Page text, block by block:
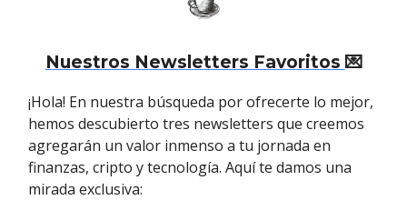
Nuestros Newsletters Favoritos 💌
¡Hola! En nuestra búsqueda por ofrecerte lo mejor,
hemos descubierto tres newsletters que creemos
agregarán un valor inmenso a tu jornada en
finanzas, cripto y tecnología. Aquí te damos una
mirada exclusiva: